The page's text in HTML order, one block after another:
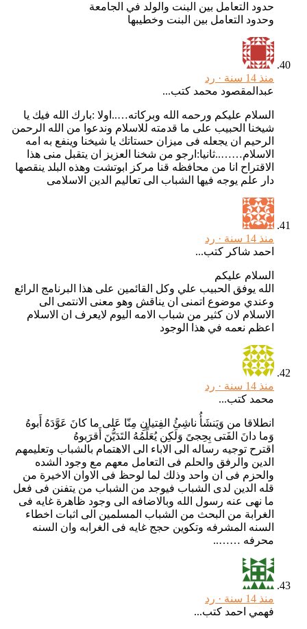
حدود التعامل بين البنت والولد في الجامعة
وحدود التعامل بين البنت وخطيبها
رد
عبدالمقصود محمد كتب...
السلام عليكم ورحمه الله وبركاته…..اولا :بارك الله فيك يا
شيخنا الحبيب على ما قدمته للاسلام وندعوا من الله الرحمن
الرحيم ان يجعله فى ميزان حستاتك يا شيخنا وينفع به امه
الاسلام……..ثانيا:ارجو من شخنا العزيز ان يتقبل منى هذا
الاقتراح انا من محافظه قنا مركز ابوتشت وهذه البلد ينقصها
دار علم يوجه فيها الشباب الى تعاليم الدين الاسلامى
رد
احمد شاكر كتب...
السلام عليكم
الله يوفق الحبيب علي وكل القائمين على هذا البرنامج الرائع
وعندي موضوع اتمنى ان يناقش وهو معنى الانتمى الى
الاسلام لان كثير من شباب الامه اليوم لايعرف ان الاسلام
اعظم نعمه في هذا الوجود
رد
محمد كتب...
انطلاقا من وَيَنشَأُ ناشِئُ الفِتيانِ مِنّا عَلى ما كانَ عَوَّدَهُ أَبوهُ
وَما دانَ الفَتى بِحِجىً وَلَكِن يُعَلِّمُهُ التَدَيُّنَ أَقرَبوهُ
اقترح توجيه رساله الى الاباء الى الاهتمام بالشباب وتعليمهم
الدين والرفق والحلم فى التعامل معهم مع وجود الشده
والحزم فى ان واحد وذلك لما لوحظ فى الاوان الاخيرة من
قله الدين لدى الشباب فيوجد من الشباب من يتفنن فى فعل
ما نهى عنه رسول الله وبالاضافه الى وجود ظاهرة غايه فى
الغرابة من البحث من الشباب المسلمين الى اثبات اخطاء
السنه المشرفه وتكوين حجج غايه فى الغرابه وان السنه
محرفه ……..
رد
فهمي احمد كتب...